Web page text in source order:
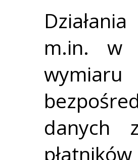
m.in. w
danych